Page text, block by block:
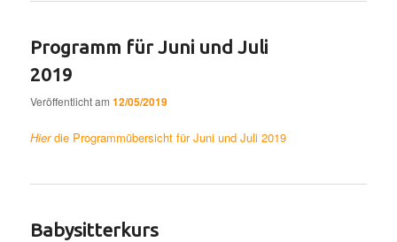
Programm für Juni und Juli
2019
Veröffentlicht am12/05/2019
Hierdie Programmübersicht für Juni und Juli 2019
Babysitterkurs